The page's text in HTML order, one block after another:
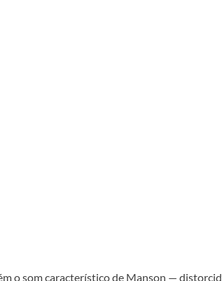
o som característico de Manson —